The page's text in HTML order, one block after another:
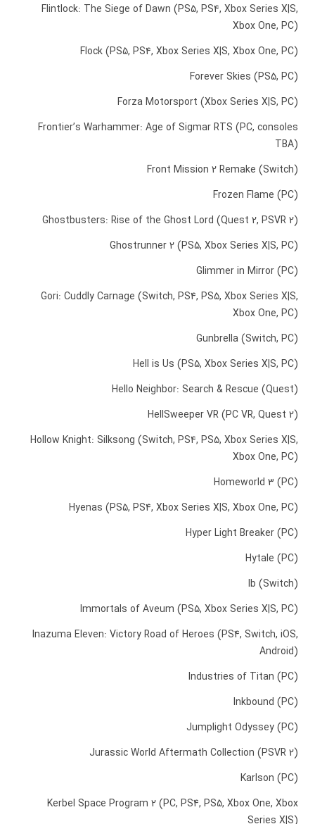
Flintlock: The Siege of Dawn (PS5, PS4, Xbox Series X|S,
Xbox One, PC)
Flock (PS5, PS4, Xbox Series X|S, Xbox One, PC)
Forever Skies (PS5, PC)
Forza Motorsport (Xbox Series X|S, PC)
Frontier’s Warhammer: Age of Sigmar RTS (PC, consoles
TBA)
Front Mission 2 Remake (Switch)
Frozen Flame (PC)
Ghostbusters: Rise of the Ghost Lord (Quest 2, PSVR 2)
Ghostrunner 2 (PS5, Xbox Series X|S, PC)
Glimmer in Mirror (PC)
Gori: Cuddly Carnage (Switch, PS4, PS5, Xbox Series X|S,
Xbox One, PC)
Gunbrella (Switch, PC)
Hell is Us (PS5, Xbox Series X|S, PC)
Hello Neighbor: Search & Rescue (Quest)
HellSweeper VR (PC VR, Quest 2)
Hollow Knight: Silksong (Switch, PS4, PS5, Xbox Series X|S,
Xbox One, PC)
Homeworld 3 (PC)
Hyenas (PS5, PS4, Xbox Series X|S, Xbox One, PC)
Hyper Light Breaker (PC)
Hytale (PC)
Ib (Switch)
Immortals of Aveum (PS5, Xbox Series X|S, PC)
Inazuma Eleven: Victory Road of Heroes (PS4, Switch, iOS,
Android)
Industries of Titan (PC)
Inkbound (PC)
Jumplight Odyssey (PC)
Jurassic World Aftermath Collection (PSVR 2)
Karlson (PC)
Kerbel Space Program 2 (PC, PS4, PS5, Xbox One, Xbox
Series X|S)